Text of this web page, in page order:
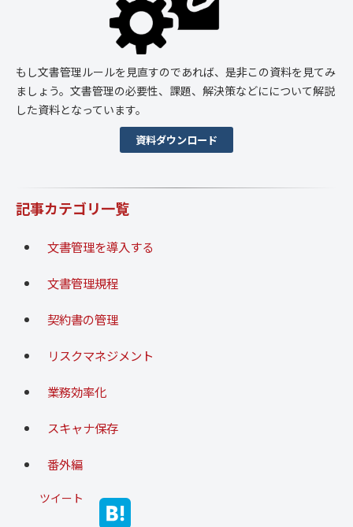
もし文書管理ルールを見直すのであれば、是非この資料を見てみ
ましょう。文書管理の必要性、課題、解決策などにについて解説
した資料となっています。
資料ダウンロード
記事カテゴリ一覧
文書管理を導入する
文書管理規程
契約書の管理
リスクマネジメント
業務効率化
スキャナ保存
番外編
ツイート